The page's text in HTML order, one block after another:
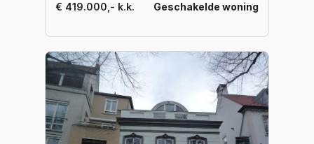
€ 419.000,- k.k. Geschakelde woning